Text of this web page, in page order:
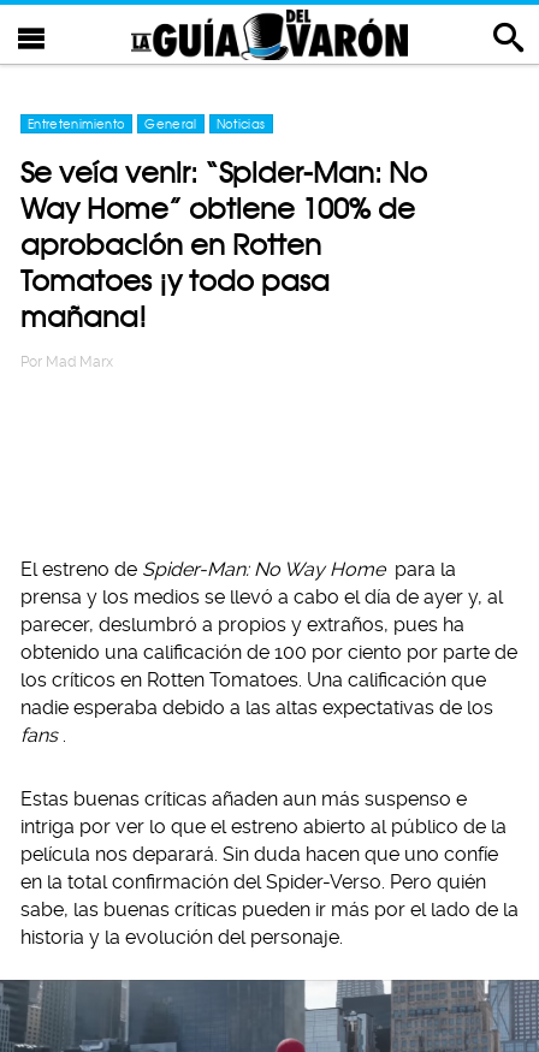
Entretenimiento General Noticias
Se veía venir: “Spider-Man: No
Way Home” obtiene 100% de
aprobación en Rotten
Tomatoes ¡y todo pasa
mañana!
Por Mad Marx
El estreno de Spider-Man: No Way Home para la
prensa y los medios se llevó a cabo el día de ayer y, al
parecer, deslumbró a propios y extraños, pues ha
obtenido una calificación de 100 por ciento por parte de
los críticos en Rotten Tomatoes. Una calificación que
nadie esperaba debido a las altas expectativas de los
fans .
Estas buenas críticas añaden aun más suspenso e
intriga por ver lo que el estreno abierto al público de la
película nos deparará. Sin duda hacen que uno confíe
en la total confirmación del Spider-Verso. Pero quién
sabe, las buenas críticas pueden ir más por el lado de la
historia y la evolución del personaje.